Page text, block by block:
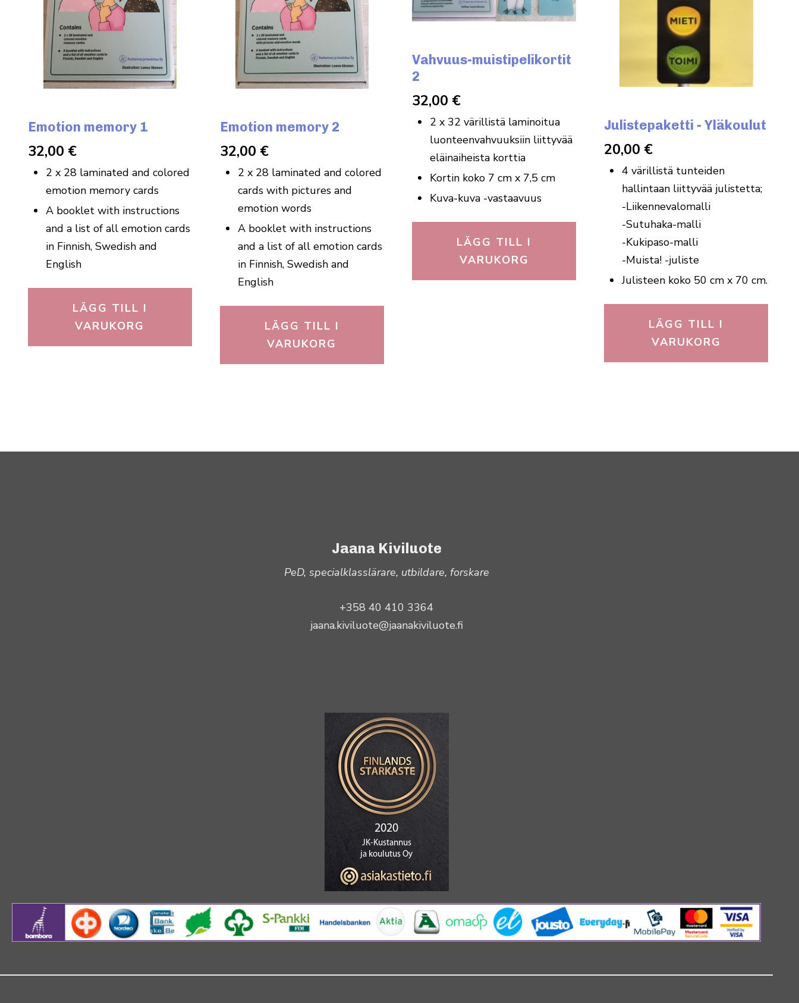
Emotion memory 1
32,00 €
2 x 28 laminated and colored
emotion memory cards
A booklet with instructions
and a list of all emotion cards
in Finnish, Swedish and
English
LÄGG TILL I
VARUKORG
Emotion memory 2
32,00 €
2 x 28 laminated and colored
cards with pictures and
emotion words
A booklet with instructions
and a list of all emotion cards
in Finnish, Swedish and
English
LÄGG TILL I
VARUKORG
Vahvuus-muistipelikortit
2
32,00 €
2 x 32 värillistä laminoitua
luonteenvahvuuksiin liittyvää
eläinaiheista korttia
Kortin koko 7 cm x 7,5 cm
Kuva-kuva -vastaavuus
LÄGG TILL I
VARUKORG
Julistepaketti - Yläkoulut
20,00 €
4 värillistä tunteiden
hallintaan liittyvää julistetta;
-Liikennevalomalli
-Sutuhaka-malli
-Kukipaso-malli
-Muista! -juliste
Julisteen koko 50 cm x 70 cm.
LÄGG TILL I
VARUKORG
Jaana Kiviluote
PeD, specialklasslärare, utbildare, forskare
+358 40 410 3364
jaana.kiviluote@jaanakiviluote.fi